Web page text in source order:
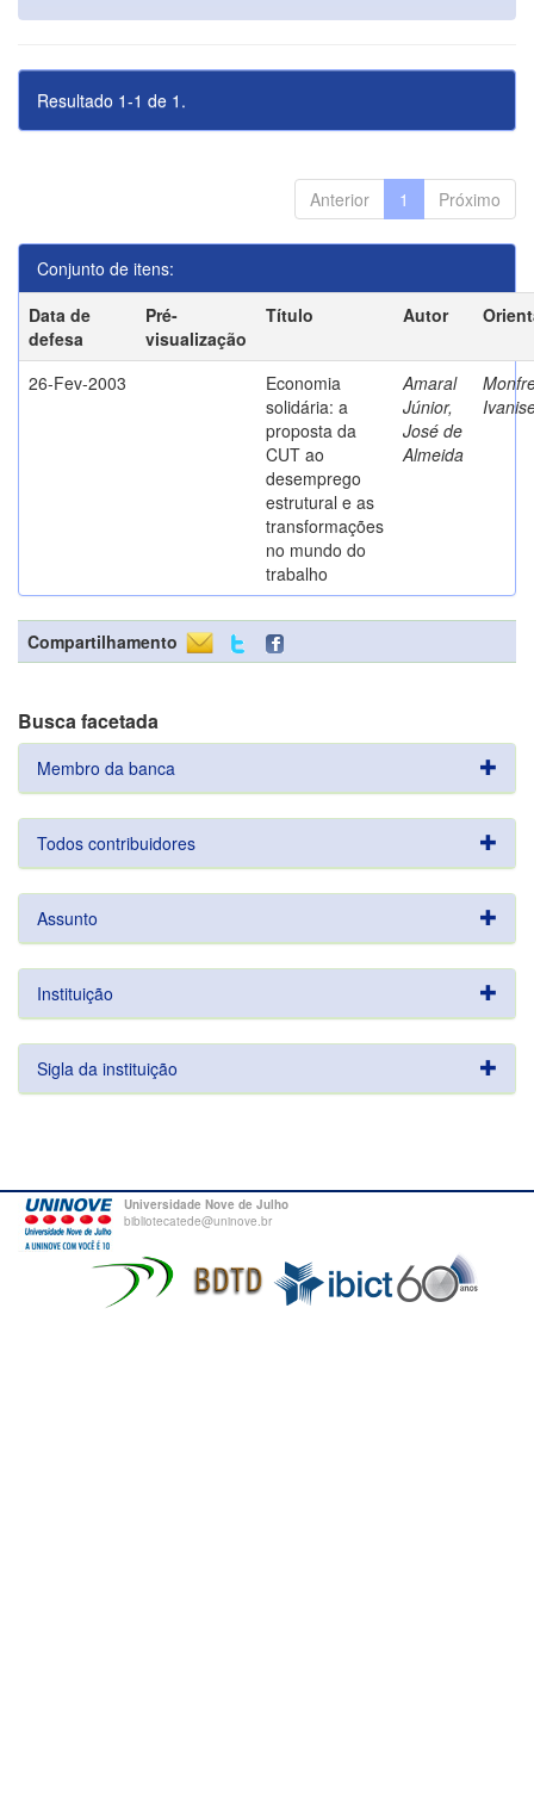
Resultado 1-1 de 1.
Anterior 1 Próximo
Conjunto de itens:
Data de
defesa
Pré-
visualização
Título Autor
26-Fev-2003
Economia
solidária: a
proposta da
CUT ao
desemprego
estrutural e as
transformações
no mundo do
trabalho
Amaral
Júnior,
José de
Almeida
Compartilhamento
Busca facetada
Membro da banca
Todos contribuidores
Assunto
Instituição
Sigla da instituição
Universidade Nove de Julho
bibliotecatede@uninove.br